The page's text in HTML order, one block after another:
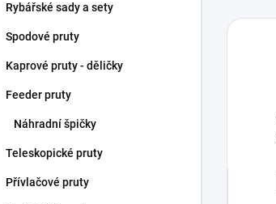
Rybářské sady a sety
Spodové pruty
Kaprové pruty - děličky
Feeder pruty
Náhradní špičky
Teleskopické pruty
Přívlačové pruty